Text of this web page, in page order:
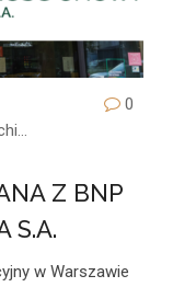
0
Z BNP
S.A.
w Warszawie